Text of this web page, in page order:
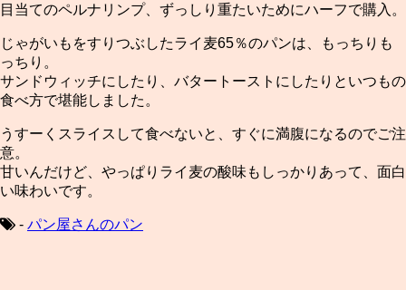
目当てのペルナリンプ、ずっしり重たいためにハーフで購入。
じゃがいもをすりつぶしたライ麦65％のパンは、もっちりも
っちり。
サンドウィッチにしたり、バタートーストにしたりといつもの
食べ方で堪能しました。
うすーくスライスして食べないと、すぐに満腹になるのでご注
意。
甘いんだけど、やっぱりライ麦の酸味もしっかりあって、面白
い味わいです。
- パン屋さんのパン